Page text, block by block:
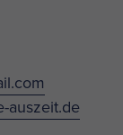
auszeit.de